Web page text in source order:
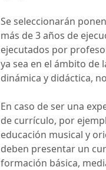
Se seleccionarán
más de 3 años de
ejecutados por
ya sea en el ámbito de
dinámica y didáctica,
En caso de ser una
de currículo, por
educación musical y
deben presentar un
formación básica,